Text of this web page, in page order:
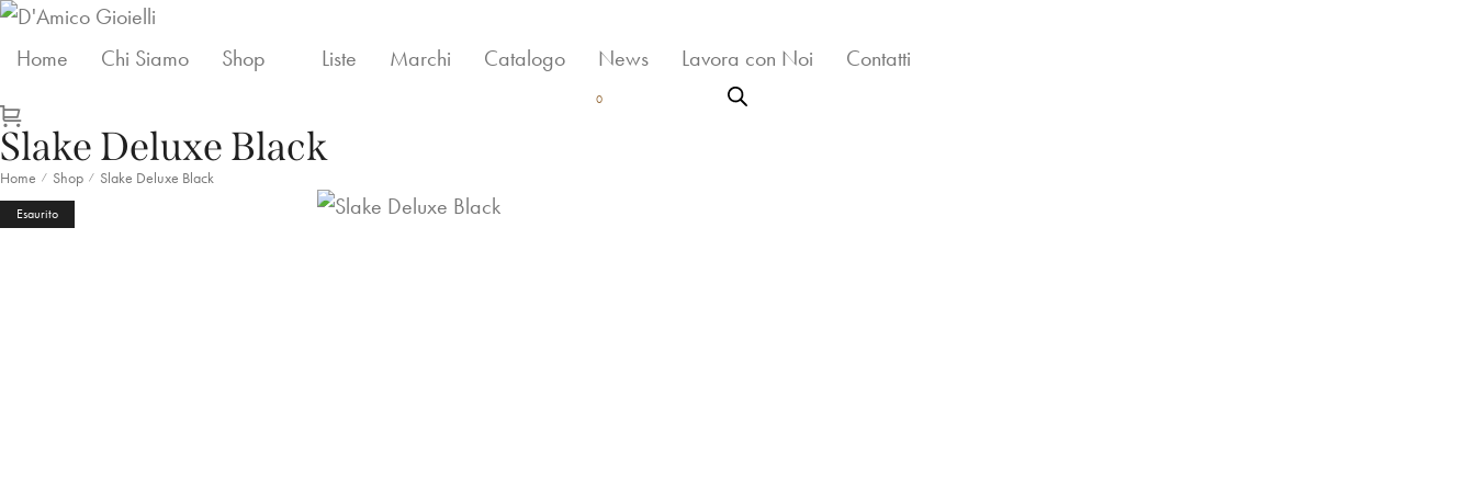
Home Chi Siamo Shop Liste Marchi Catalogo News Lavora con Noi Contatti
0
Slake Deluxe Black
Home / Shop / Slake Deluxe Black
Esaurito